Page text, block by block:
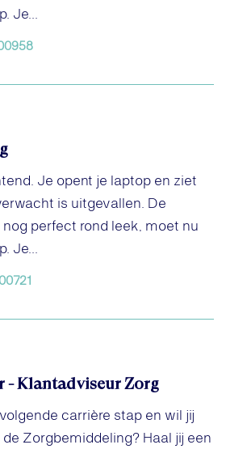
Je...
Je opent je laptop en ziet
is uitgevallen. De
perfect rond leek, moet nu
Je...
- Klantadviseur Zorg
carrière stap en wil jij
Zorgbemiddeling? Haal jij een